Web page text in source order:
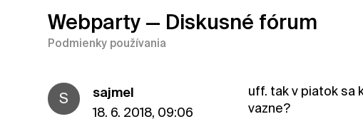
Webparty — Diskusné fórum
Podmienky používania
S
sajmel
18. 6. 2018, 09:06
uff. tak v piatok sa
vazne?